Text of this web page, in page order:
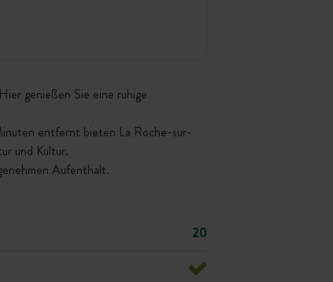
genießen Sie eine ruhige
entfernt bieten La Roche-sur-
und Kultur.
Aufenthalt.
20